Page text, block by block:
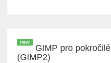
new
GIMP pro pokročilé
(GIMP2)